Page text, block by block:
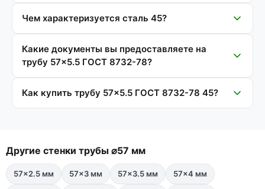
Чем характеризуется сталь 45?
Какие документы вы предоставляете на
трубу 57×5.5 ГОСТ 8732-78?
Как купить трубу 57×5.5 ГОСТ 8732-78 45?
Другие стенки трубы ⌀57 мм
57×2.5 мм 57×3 мм 57×3.5 мм 57×4 мм